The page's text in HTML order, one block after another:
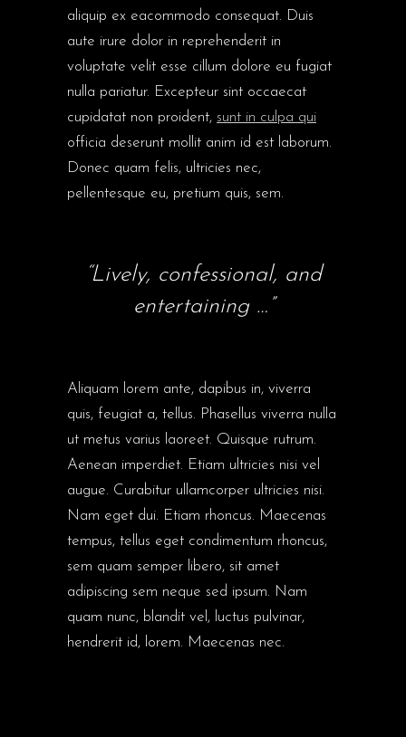
aliquip ex eacommodo consequat. Duis
aute irure dolor in reprehenderit in
voluptate velit esse cillum dolore eu fugiat
nulla pariatur. Excepteur sint occaecat
cupidatat non proident, sunt in culpa qui
officia deserunt mollit anim id est laborum.
Donec quam felis, ultricies nec,
pellentesque eu, pretium quis, sem.
“Lively, confessional, and
entertaining …”
Aliquam lorem ante, dapibus in, viverra
quis, feugiat a, tellus. Phasellus viverra nulla
ut metus varius laoreet. Quisque rutrum.
Aenean imperdiet. Etiam ultricies nisi vel
augue. Curabitur ullamcorper ultricies nisi.
Nam eget dui. Etiam rhoncus. Maecenas
tempus, tellus eget condimentum rhoncus,
sem quam semper libero, sit amet
adipiscing sem neque sed ipsum. Nam
quam nunc, blandit vel, luctus pulvinar,
hendrerit id, lorem. Maecenas nec.